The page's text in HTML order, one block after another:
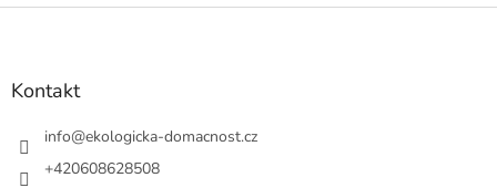
Z
Kontakt
info@ekologicka-domacnost.cz
+420608628508